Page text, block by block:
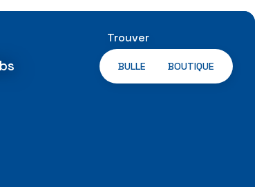
Trouver
BULLE BOUTIQUE